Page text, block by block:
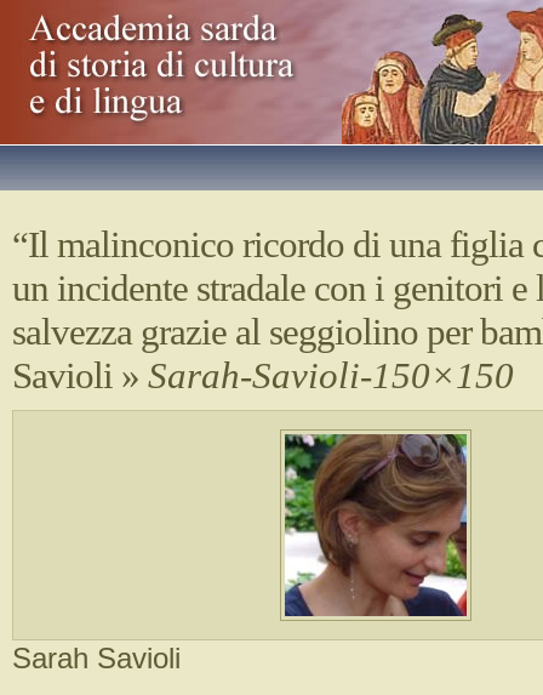
“Il malinconico ricordo di una figlia
un incidente stradale con i genitori e
salvezza grazie al seggiolino per
Savioli » Sarah-Savioli-150×150
Sarah Savioli